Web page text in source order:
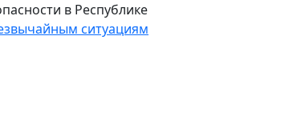
в Республике
ситуациям